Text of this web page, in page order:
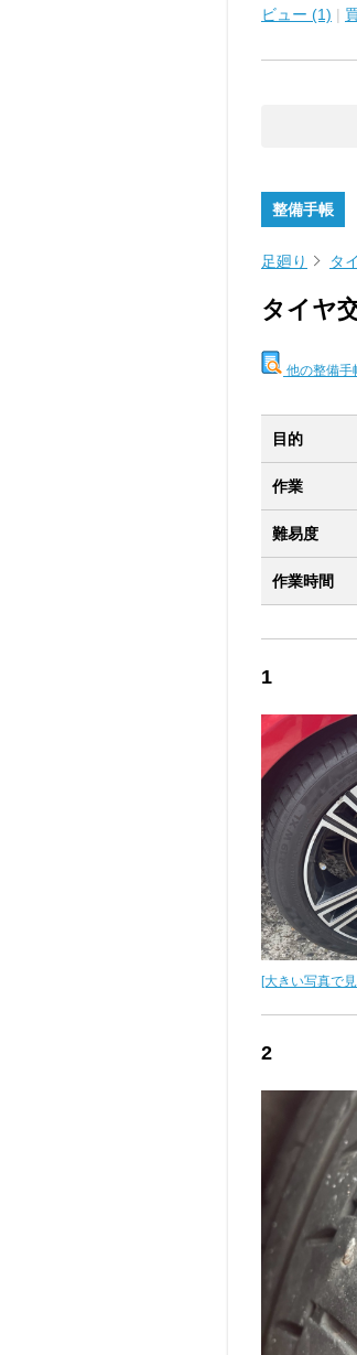
ビュー (1) |
整備手帳
足廻り タ
タイヤ
他の整備手
目的
作業
難易度
作業時間
1
[大きい写真で
2